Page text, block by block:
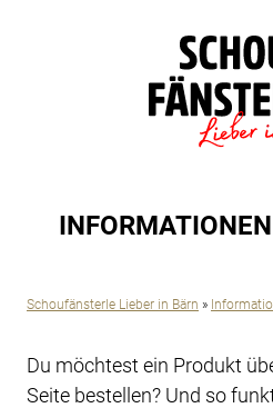
Schoufänsterle Lieber in Bärn »
Du möchtest ein Produkt
Seite bestellen? Und so